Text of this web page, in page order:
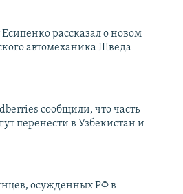
рассказал о новом
автомеханика Шведа
сообщили, что часть
перенести в Узбекистан и
осужденных РФ в